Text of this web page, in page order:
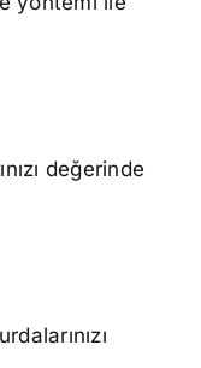
değerinde